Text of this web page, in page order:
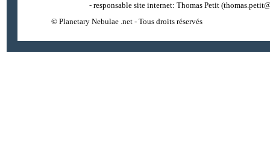
- responsable site internet: Thomas Petit
© Planetary Nebulae .net - Tous droits réservés